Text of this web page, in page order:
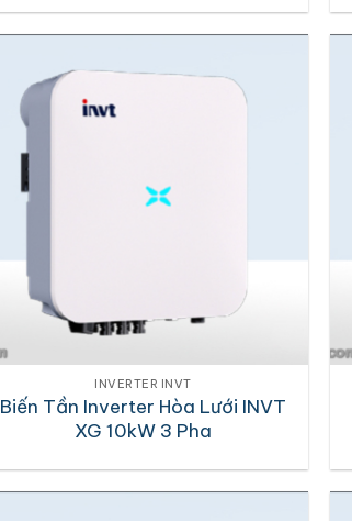
INVERTER INVT
Biến Tần Inverter Hòa Lưới INVT
XG 10kW 3 Pha